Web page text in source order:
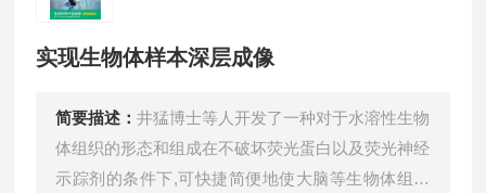
实现生物体样本深层成像
简要描述：井猛博士等人开发了一种对于水溶性生物
体组织的形态和组成在不破坏荧光蛋白以及荧光神经
示踪剂的条件下,可快捷简便地使大脑等生物体组织